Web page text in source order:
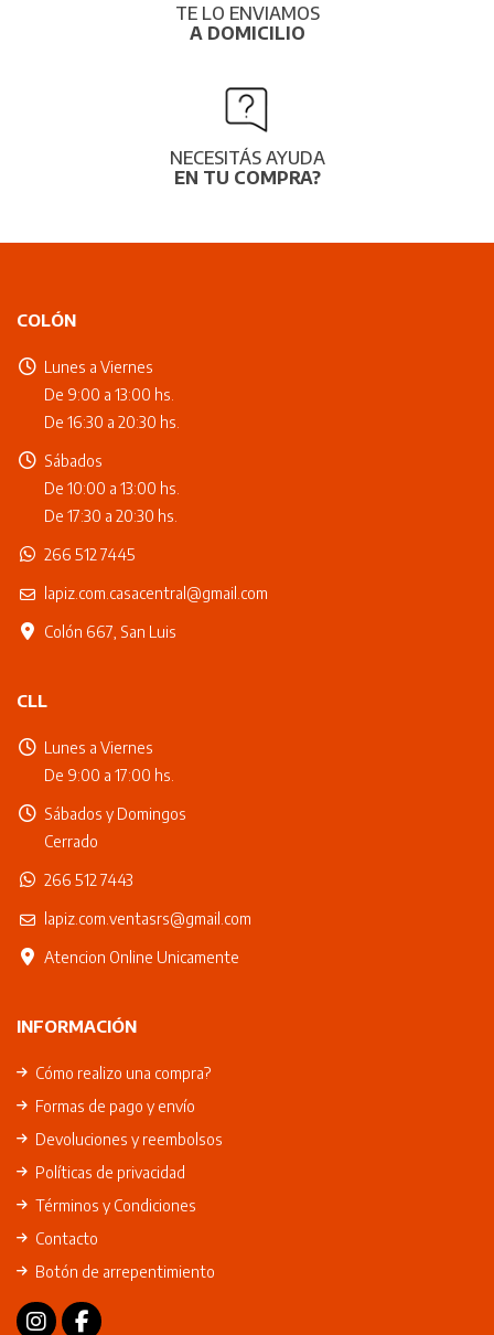
TE LO ENVIAMOS
A DOMICILIO
NECESITÁS AYUDA
EN TU COMPRA?
COLÓN
Lunes a Viernes
De 9:00 a 13:00 hs.
De 16:30 a 20:30 hs.
Sábados
De 10:00 a 13:00 hs.
De 17:30 a 20:30 hs.
266 512 7445
lapiz.com.casacentral@gmail.com
Colón 667, San Luis
CLL
Lunes a Viernes
De 9:00 a 17:00 hs.
Sábados y Domingos
Cerrado
266 512 7443
lapiz.com.ventasrs@gmail.com
Atencion Online Unicamente
INFORMACIÓN
Cómo realizo una compra?
Formas de pago y envío
Devoluciones y reembolsos
Políticas de privacidad
Términos y Condiciones
Contacto
Botón de arrepentimiento